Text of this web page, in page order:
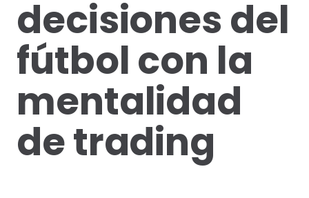
decisiones del
fútbol con la
mentalidad
de trading